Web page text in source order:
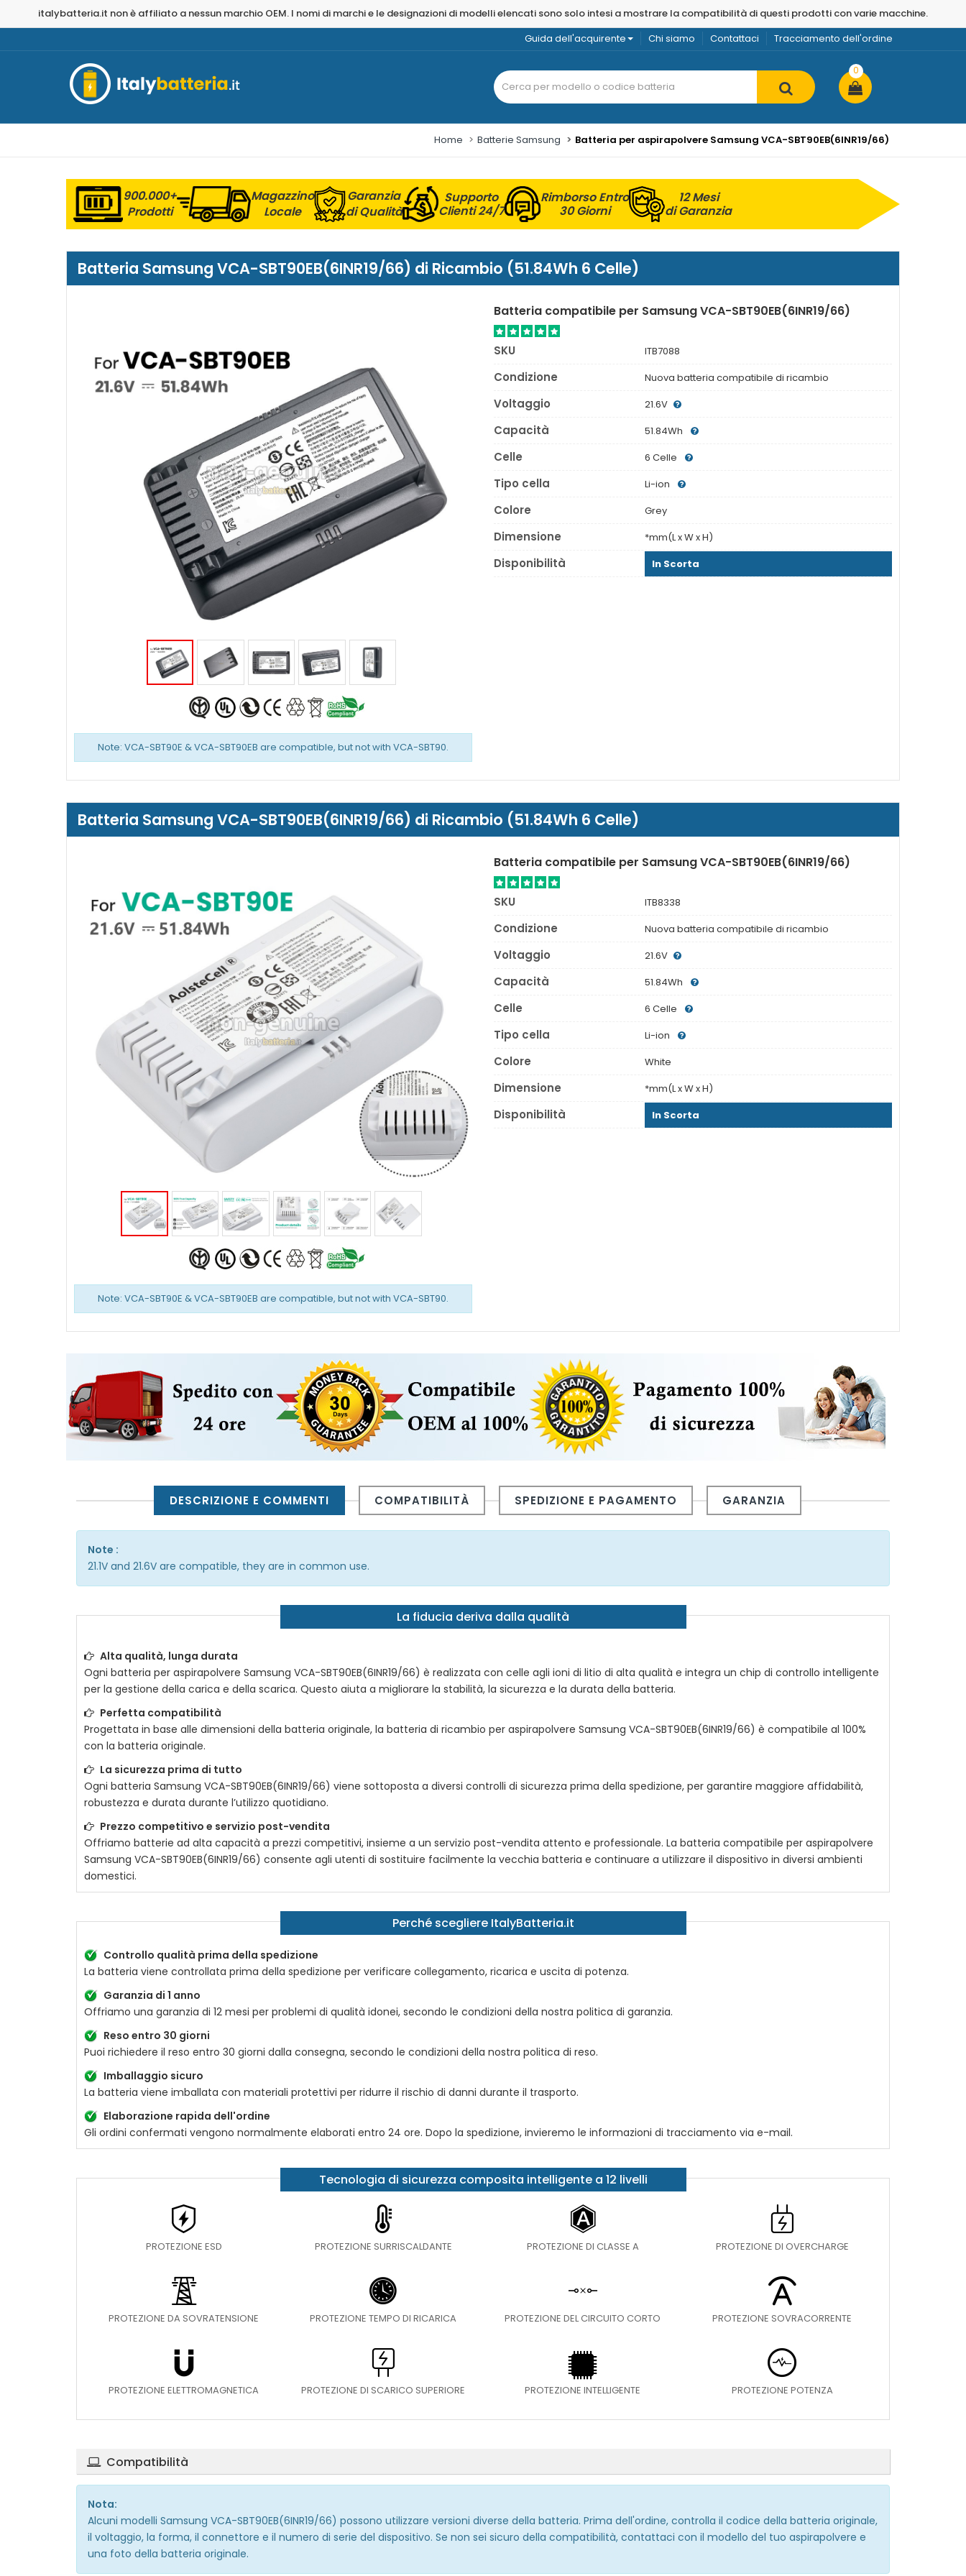
italybatteria.it non è affiliato a nessun marchio OEM. I nomi di marchi e le designazioni di modelli elencati sono solo intesi a mostrare la compatibilità di questi prodotti con varie macchine.
Tracciamento dell'ordine
Contattaci
Chi siamo
Guida dell'acquirente
0
Home Batterie Samsung Batteria per aspirapolvere Samsung VCA-SBT90EB(6INR19/66)
900.000+
Prodotti
Magazzino
Locale
Garanzia
di Qualità
Supporto
Clienti 24/7
Rimborso Entro
30 Giorni
12 Mesi
di Garanzia
Batteria Samsung VCA-SBT90EB(6INR19/66) di Ricambio (51.84Wh 6 Celle)
Note: VCA-SBT90E & VCA-SBT90EB are compatible, but not with VCA-SBT90.
Batteria compatibile per Samsung VCA-SBT90EB(6INR19/66)
SKU ITB7088
Condizione Nuova batteria compatibile di ricambio
Voltaggio 21.6V
Capacità 51.84Wh
Celle 6 Celle
Tipo cella Li-ion
Colore Grey
Dimensione *mm(L x W x H)
Disponibilità In Scorta
Batteria Samsung VCA-SBT90EB(6INR19/66) di Ricambio (51.84Wh 6 Celle)
Note: VCA-SBT90E & VCA-SBT90EB are compatible, but not with VCA-SBT90.
Batteria compatibile per Samsung VCA-SBT90EB(6INR19/66)
SKU ITB8338
Condizione Nuova batteria compatibile di ricambio
Voltaggio 21.6V
Capacità 51.84Wh
Celle 6 Celle
Tipo cella Li-ion
Colore White
Dimensione *mm(L x W x H)
Disponibilità In Scorta
DESCRIZIONE E COMMENTI COMPATIBILITÀ SPEDIZIONE E PAGAMENTO GARANZIA
Note :
21.1V and 21.6V are compatible, they are in common use.
La fiducia deriva dalla qualità
Alta qualità, lunga durata
Ogni batteria per aspirapolvere Samsung VCA-SBT90EB(6INR19/66) è realizzata con celle agli ioni di litio di alta qualità e integra un chip di controllo intelligente
per la gestione della carica e della scarica. Questo aiuta a migliorare la stabilità, la sicurezza e la durata della batteria.
Perfetta compatibilità
Progettata in base alle dimensioni della batteria originale, la batteria di ricambio per aspirapolvere Samsung VCA-SBT90EB(6INR19/66) è compatibile al 100%
con la batteria originale.
La sicurezza prima di tutto
Ogni batteria Samsung VCA-SBT90EB(6INR19/66) viene sottoposta a diversi controlli di sicurezza prima della spedizione, per garantire maggiore affidabilità,
robustezza e durata durante l’utilizzo quotidiano.
Prezzo competitivo e servizio post-vendita
Offriamo batterie ad alta capacità a prezzi competitivi, insieme a un servizio post-vendita attento e professionale. La batteria compatibile per aspirapolvere
Samsung VCA-SBT90EB(6INR19/66) consente agli utenti di sostituire facilmente la vecchia batteria e continuare a utilizzare il dispositivo in diversi ambienti
domestici.
Perché scegliere ItalyBatteria.it
Controllo qualità prima della spedizione
La batteria viene controllata prima della spedizione per verificare collegamento, ricarica e uscita di potenza.
Garanzia di 1 anno
Offriamo una garanzia di 12 mesi per problemi di qualità idonei, secondo le condizioni della nostra politica di garanzia.
Reso entro 30 giorni
Puoi richiedere il reso entro 30 giorni dalla consegna, secondo le condizioni della nostra politica di reso.
Imballaggio sicuro
La batteria viene imballata con materiali protettivi per ridurre il rischio di danni durante il trasporto.
Elaborazione rapida dell'ordine
Gli ordini confermati vengono normalmente elaborati entro 24 ore. Dopo la spedizione, invieremo le informazioni di tracciamento via e-mail.
Tecnologia di sicurezza composita intelligente a 12 livelli
PROTEZIONE ESD PROTEZIONE SURRISCALDANTE PROTEZIONE DI CLASSE A PROTEZIONE DI OVERCHARGE
PROTEZIONE DA SOVRATENSIONE PROTEZIONE TEMPO DI RICARICA PROTEZIONE DEL CIRCUITO CORTO PROTEZIONE SOVRACORRENTE
PROTEZIONE ELETTROMAGNETICA PROTEZIONE DI SCARICO SUPERIORE PROTEZIONE INTELLIGENTE PROTEZIONE POTENZA
Compatibilità
Nota:
Alcuni modelli Samsung VCA-SBT90EB(6INR19/66) possono utilizzare versioni diverse della batteria. Prima dell'ordine, controlla il codice della batteria originale,
il voltaggio, la forma, il connettore e il numero di serie del dispositivo. Se non sei sicuro della compatibilità, contattaci con il modello del tuo aspirapolvere e
una foto della batteria originale.